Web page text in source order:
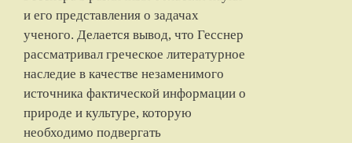
и его представления о задачах
ученого. Делается вывод, что Гесснер
рассматривал греческое литературное
наследие в качестве незаменимого
источника фактической информации о
природе и культуре, которую
необходимо подвергать